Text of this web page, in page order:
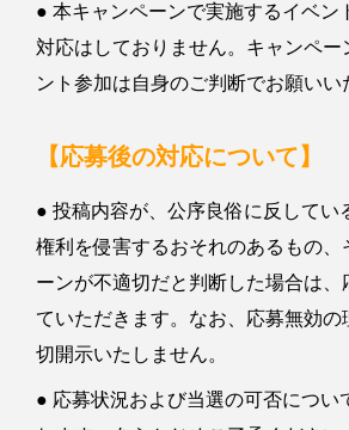
● 本キャンペーンで実施するイベン
対応はしておりません。キャンペー
ント参加は自身のご判断でお願いい
【応募後の対応について】
● 投稿内容が、公序良俗に反してい
権利を侵害するおそれのあるもの、
ーンが不適切だと判断した場合は、
ていただきます。なお、応募無効の
切開示いたしません。
● 応募状況および当選の可否につい